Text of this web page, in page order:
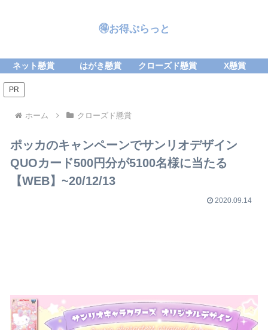
🉐お得ぷらっと
ネット懸賞 はがき懸賞 クローズド懸賞 X懸賞
PR
ホーム クローズド懸賞
ポッカのキャンペーンでサンリオデザイン
QUOカード500円分が5100名様に当たる
【WEB】~20/12/13
2020.09.14